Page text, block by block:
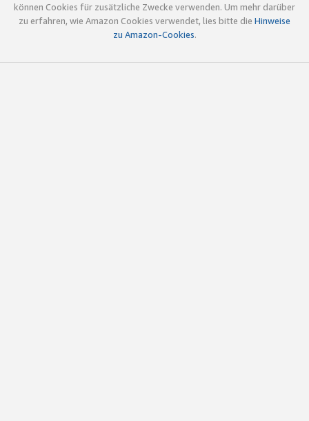
können Cookies für zusätzliche Zwecke verwenden. Um mehr darüber
zu erfahren, wie Amazon Cookies verwendet, lies bitte die Hinweise
zu Amazon-Cookies.